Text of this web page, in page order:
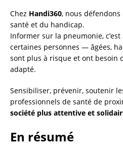
Chez Handi360, nous
santé et du handicap.
Informer sur la pneumonie,
certaines personnes — âgées,
sont plus à risque et ont besoin
adapté.
Sensibiliser, prévenir, soutenir
professionnels de santé de
société plus attentive et
En résumé